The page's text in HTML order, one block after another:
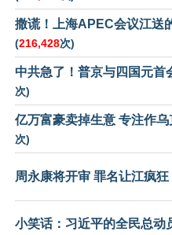
撒谎！上海APEC会议江送
(216,428次)
中共急了！普京与四国元首
次)
亿万富豪卖掉生意 专注作
次)
周永康将开审 罪名让江疯狂
小笑话：习近平的全民总动